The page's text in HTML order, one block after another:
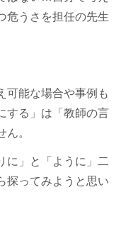
危うさを担任の先生
可能な場合や事例も
する」は「教師の言
。
に」と「ように」二
探ってみようと思い